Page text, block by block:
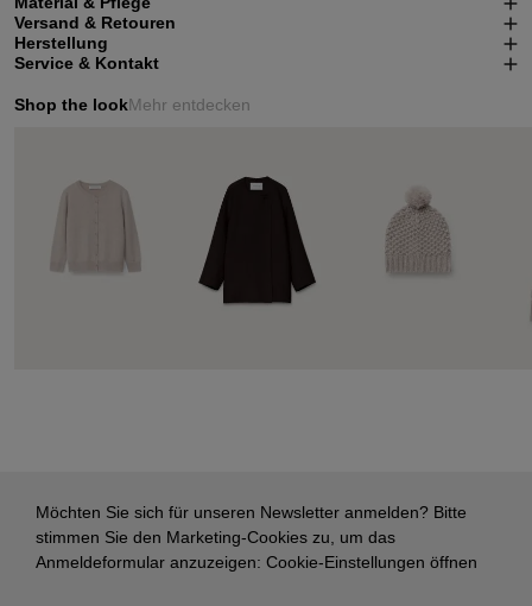
Versand & Retouren
Herstellung
Service & Kontakt
Shop the lookMehr entdecken
Möchten Sie sich für unseren Newsletter anmelden? Bitte
stimmen Sie den Marketing-Cookies zu, um das
Anmeldeformular anzuzeigen: Cookie-Einstellungen öffnen